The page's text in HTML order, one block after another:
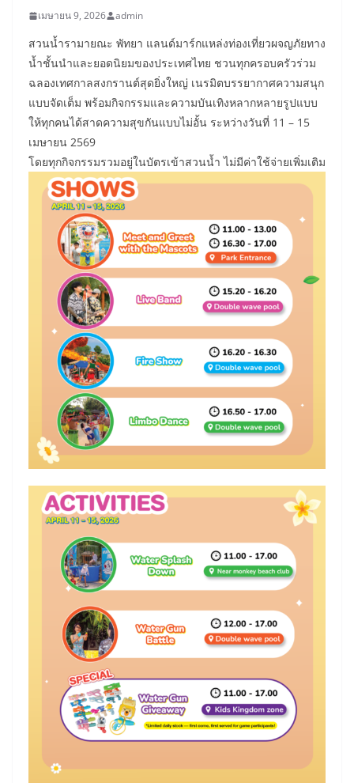
เมษายน 9, 2026 admin
สวนน้ำรามายณะ พัทยา แลนด์มาร์กแหล่งท่องเที่ยวผจญภัยทาง
น้ำชั้นนำและยอดนิยมของประเทศไทย ชวนทุกครอบครัวร่วม
ฉลองเทศกาลสงกรานต์สุดยิ่งใหญ่ เนรมิตบรรยากาศความสนุก
แบบจัดเต็ม พร้อมกิจกรรมและความบันเทิงหลากหลายรูปแบบ
ให้ทุกคนได้สาดความสุขกันแบบไม่อั้น ระหว่างวันที่ 11 – 15
เมษายน 2569
โดยทุกกิจกรรมรวมอยู่ในบัตรเข้าสวนน้ำ ไม่มีค่าใช้จ่ายเพิ่มเติม